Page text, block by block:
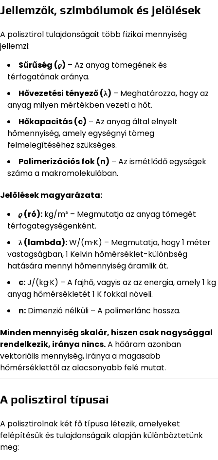
Jellemzők, szimbólumok és jelölések
A polisztirol tulajdonságait több fizikai mennyiség
jellemzi:
Sűrűség (𝜌) – Az anyag tömegének és
térfogatának aránya.
Hővezetési tényező (λ) – Meghatározza, hogy az
anyag milyen mértékben vezeti a hőt.
Hőkapacitás (c) – Az anyag által elnyelt
hőmennyiség, amely egységnyi tömeg
felmelegítéséhez szükséges.
Polimerizációs fok (n) – Az ismétlődő egységek
száma a makromolekulában.
Jelölések magyarázata:
𝜌 (ró): kg/m³ – Megmutatja az anyag tömegét
térfogategységenként.
λ (lambda):W/(m·K) – Megmutatja, hogy 1 méter
vastagságban, 1 Kelvin hőmérséklet-különbség
hatására mennyi hőmennyiség áramlik át.
c:J/(kg·K) – A fajhő, vagyis az az energia, amely 1 kg
anyag hőmérsékletét 1 K fokkal növeli.
n: Dimenzió nélküli – A polimerlánc hossza.
Minden mennyiség skalár, hiszen csak nagysággal
rendelkezik, iránya nincs.A hőáram azonban
vektoriális mennyiség, iránya a magasabb
hőmérséklettől az alacsonyabb felé mutat.
A polisztirol típusai
A polisztirolnak két fő típusa létezik, amelyeket
felépítésük és tulajdonságaik alapján különböztetünk
meg: